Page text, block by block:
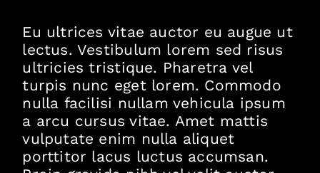
Eu ultrices vitae auctor eu augue ut
lectus. Vestibulum lorem sed risus
ultricies tristique. Pharetra vel
turpis nunc eget lorem. Commodo
nulla facilisi nullam vehicula ipsum
a arcu cursus vitae. Amet mattis
vulputate enim nulla aliquet
porttitor lacus luctus accumsan.